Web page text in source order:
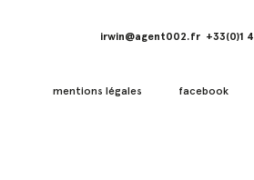
irwin@agent002.fr +33(0)1
mentions légales facebook